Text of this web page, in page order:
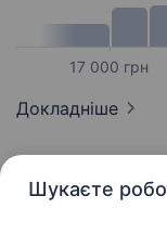
Шукаєте
17 000 грн
Докладніше